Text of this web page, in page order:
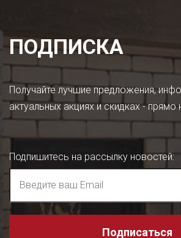
ПОДПИСКА
Получайте лучшие предложения,
актуальных акциях и скидках -
Подпишитесь на рассылку новостей:
Подписаться